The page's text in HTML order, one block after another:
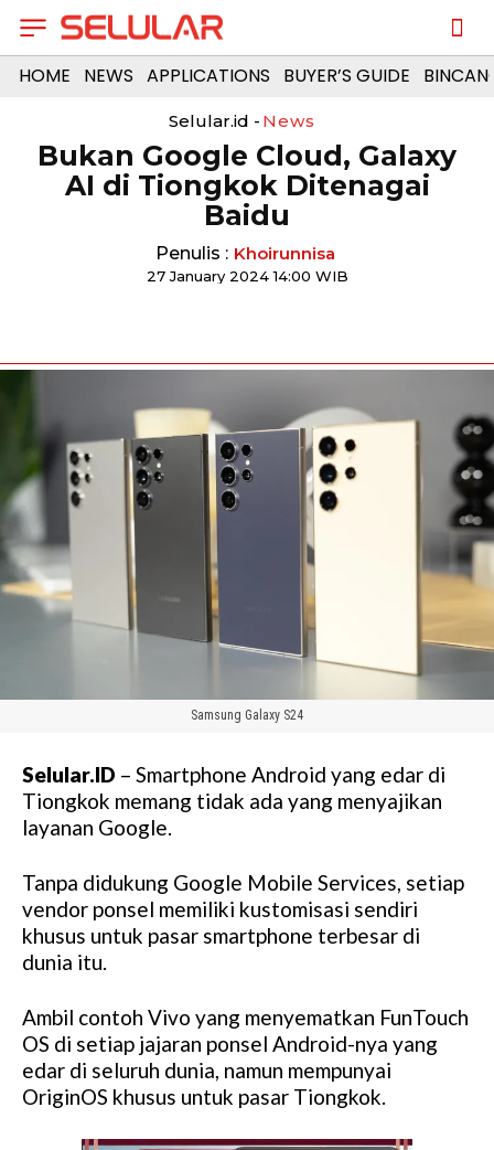
HOME NEWS APPLICATIONS BUYER’S GUIDE
Selular.id - News
Bukan Google Cloud, Galaxy
AI di Tiongkok Ditenagai
Baidu
Penulis : Khoirunnisa
27 January 2024 14:00 WIB
Samsung Galaxy S24
Selular.ID – Smartphone Android yang edar di
Tiongkok memang tidak ada yang menyajikan
layanan Google.
Tanpa didukung Google Mobile Services, setiap
vendor ponsel memiliki kustomisasi sendiri
khusus untuk pasar smartphone terbesar di
dunia itu.
Ambil contoh Vivo yang menyematkan FunTouch
OS di setiap jajaran ponsel Android-nya yang
edar di seluruh dunia, namun mempunyai
OriginOS khusus untuk pasar Tiongkok.